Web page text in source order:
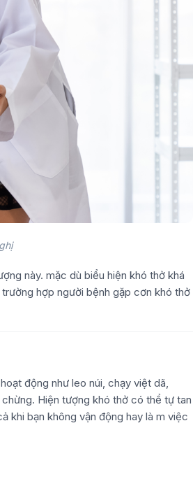
này. mặc dù biểu hiện khó thở khá
hợp người bệnh gặp cơn khó thở
động như leo núi, chạy việt dã,
Hiện tượng khó thở có thể tự tan
khi bạn không vận động hay là m việc